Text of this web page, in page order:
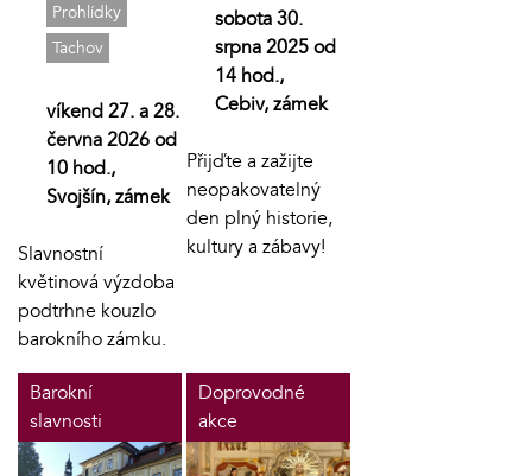
Prohlídky
Tachov
víkend 27. a 28.
června 2026 od
10 hod.,
Svojšín, zámek
Slavnostní
květinová výzdoba
podtrhne kouzlo
barokního zámku.
sobota 30.
srpna 2025 od
14 hod.,
Cebiv, zámek
Přijďte a zažijte
neopakovatelný
den plný historie,
kultury a zábavy!
Barokní
slavnosti
Doprovodné
akce